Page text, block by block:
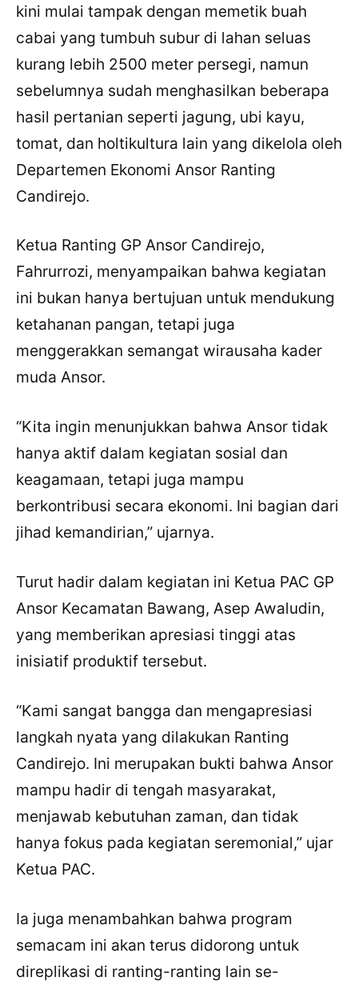
kini mulai tampak dengan memetik buah
cabai yang tumbuh subur di lahan seluas
kurang lebih 2500 meter persegi, namun
sebelumnya sudah menghasilkan beberapa
hasil pertanian seperti jagung, ubi kayu,
tomat, dan holtikultura lain yang dikelola oleh
Departemen Ekonomi Ansor Ranting
Candirejo.
Ketua Ranting GP Ansor Candirejo,
Fahrurrozi, menyampaikan bahwa kegiatan
ini bukan hanya bertujuan untuk mendukung
ketahanan pangan, tetapi juga
menggerakkan semangat wirausaha kader
muda Ansor.
“Kita ingin menunjukkan bahwa Ansor tidak
hanya aktif dalam kegiatan sosial dan
keagamaan, tetapi juga mampu
berkontribusi secara ekonomi. Ini bagian dari
jihad kemandirian,” ujarnya.
Turut hadir dalam kegiatan ini Ketua PAC GP
Ansor Kecamatan Bawang, Asep Awaludin,
yang memberikan apresiasi tinggi atas
inisiatif produktif tersebut.
“Kami sangat bangga dan mengapresiasi
langkah nyata yang dilakukan Ranting
Candirejo. Ini merupakan bukti bahwa Ansor
mampu hadir di tengah masyarakat,
menjawab kebutuhan zaman, dan tidak
hanya fokus pada kegiatan seremonial,” ujar
Ketua PAC.
Ia juga menambahkan bahwa program
semacam ini akan terus didorong untuk
direplikasi di ranting-ranting lain se-